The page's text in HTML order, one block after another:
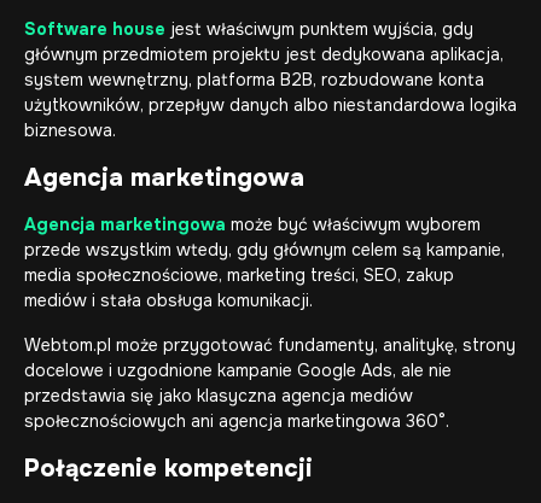
Software house jest właściwym punktem wyjścia, gdy
głównym przedmiotem projektu jest dedykowana aplikacja,
system wewnętrzny, platforma B2B, rozbudowane konta
użytkowników, przepływ danych albo niestandardowa logika
biznesowa.
Agencja marketingowa
Agencja marketingowa może być właściwym wyborem
przede wszystkim wtedy, gdy głównym celem są kampanie,
media społecznościowe, marketing treści, SEO, zakup
mediów i stała obsługa komunikacji.
Webtom.pl może przygotować fundamenty, analitykę, strony
docelowe i uzgodnione kampanie Google Ads, ale nie
przedstawia się jako klasyczna agencja mediów
społecznościowych ani agencja marketingowa 360°.
Połączenie kompetencji